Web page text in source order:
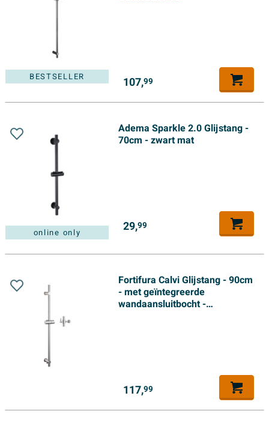
BESTSELLER 107,99
online only
Adema Sparkle 2.0 Glijstang -
70cm - zwart mat
29,99
Fortifura Calvi Glijstang - 90cm
- met geïntegreerde
wandaansluitbocht -
117,99